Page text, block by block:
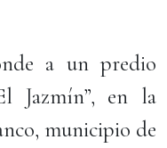
a un predio
Jazmín”, en la
municipio de